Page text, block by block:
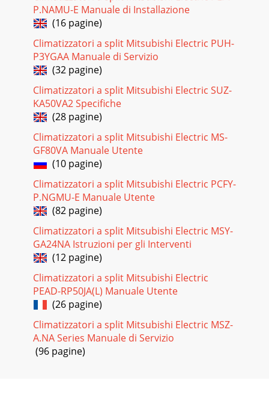
P.NAMU-E Manuale di Installazione
(16 pagine)
Climatizzatori a split Mitsubishi Electric PUH-
P3YGAA Manuale di Servizio
(32 pagine)
Climatizzatori a split Mitsubishi Electric SUZ-
KA50VA2 Specifiche
(28 pagine)
Climatizzatori a split Mitsubishi Electric MS-
GF80VA Manuale Utente
(10 pagine)
Climatizzatori a split Mitsubishi Electric PCFY-
P.NGMU-E Manuale Utente
(82 pagine)
Climatizzatori a split Mitsubishi Electric MSY-
GA24NA Istruzioni per gli Interventi
(12 pagine)
Climatizzatori a split Mitsubishi Electric
PEAD-RP50JA(L) Manuale Utente
(26 pagine)
Climatizzatori a split Mitsubishi Electric MSZ-
A.NA Series Manuale di Servizio
(96 pagine)